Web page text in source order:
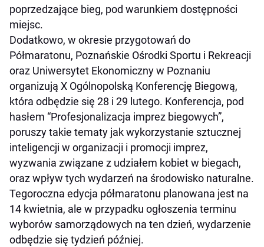
poprzedzające bieg, pod warunkiem dostępności
miejsc.
Dodatkowo, w okresie przygotowań do
Półmaratonu, Poznańskie Ośrodki Sportu i Rekreacji
oraz Uniwersytet Ekonomiczny w Poznaniu
organizują X Ogólnopolską Konferencję Biegową,
która odbędzie się 28 i 29 lutego. Konferencja, pod
hasłem “Profesjonalizacja imprez biegowych”,
poruszy takie tematy jak wykorzystanie sztucznej
inteligencji w organizacji i promocji imprez,
wyzwania związane z udziałem kobiet w biegach,
oraz wpływ tych wydarzeń na środowisko naturalne.
Tegoroczna edycja półmaratonu planowana jest na
14 kwietnia, ale w przypadku ogłoszenia terminu
wyborów samorządowych na ten dzień, wydarzenie
odbędzie się tydzień później.